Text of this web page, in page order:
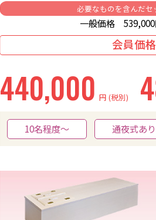
必要なものを含んだセ
一般価格
会員価格
440,000 円 (税別)
10名程度〜 通夜式あり